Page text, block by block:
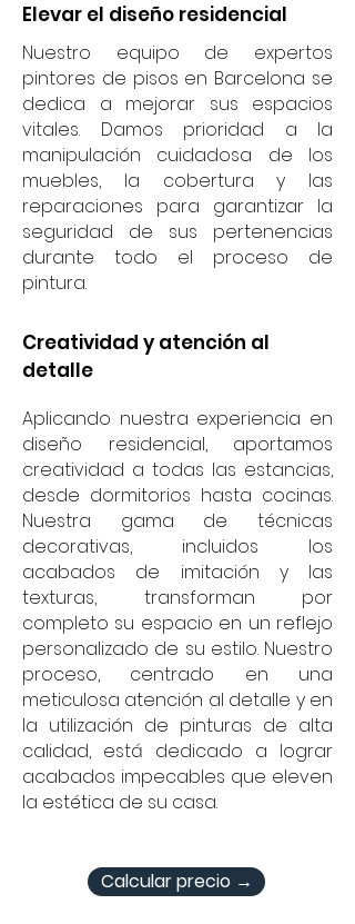
Elevar el diseño residencial
Nuestro equipo de expertos
pintores de pisos en Barcelona se
dedica a mejorar sus espacios
vitales. Damos prioridad a la
manipulación cuidadosa de los
muebles, la cobertura y las
reparaciones para garantizar la
seguridad de sus pertenencias
durante todo el proceso de
pintura.
Creatividad y atención al
detalle
Aplicando nuestra experiencia en
diseño residencial, aportamos
creatividad a todas las estancias,
desde dormitorios hasta cocinas.
Nuestra gama de técnicas
decorativas, incluidos los
acabados de imitación y las
texturas, transforman por
completo su espacio en un reflejo
personalizado de su estilo. Nuestro
proceso, centrado en una
meticulosa atención al detalle y en
la utilización de pinturas de alta
calidad, está dedicado a lograr
acabados impecables que eleven
la estética de su casa.
Calcular precio →